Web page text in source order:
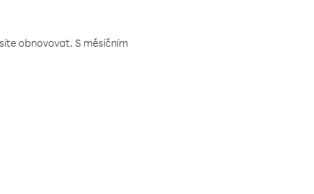
obnovovat. S měsíčním